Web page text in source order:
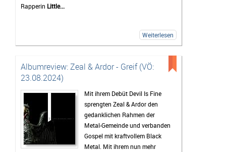
Rapperin Little...
Weiterlesen
Albumreview: Zeal & Ardor - Greif (VÖ:
23.08.2024)
Mit ihrem Debüt Devil Is Fine
sprengten Zeal & Ardor den
gedanklichen Rahmen der
Metal-Gemeinde und verbanden
Gospel mit kraftvollem Black
Metal. Mit ihrem nun mehr